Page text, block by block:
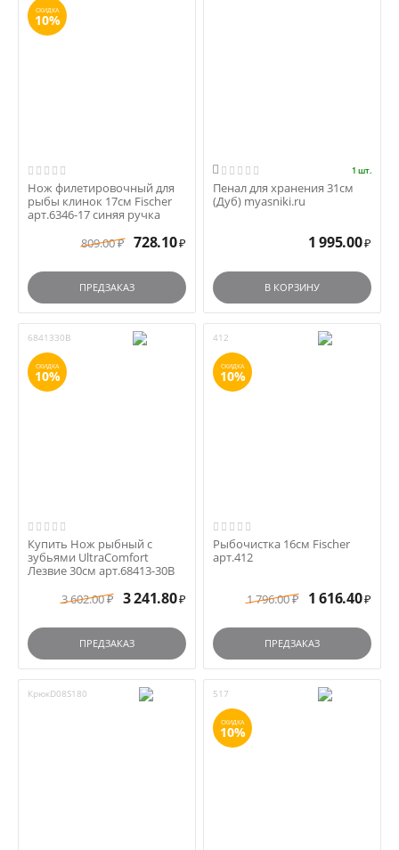
СКИДКА
10%
Нож филетировочный для
рыбы клинок 17см Fischer
арт.6346-17 синяя ручка
809.00 ₽ 728.10 ₽
ПРЕДЗАКАЗ
 1 шт.
Пенал для хранения 31см
(Дуб) myasniki.ru
1 995.00 ₽
В КОРЗИНУ
6841330B
СКИДКА
10%
Купить Нож рыбный с
зубьями UltraComfort
Лезвие 30см арт.68413-30B
3 602.00 ₽ 3 241.80 ₽
ПРЕДЗАКАЗ
412
СКИДКА
10%
Рыбочистка 16см Fischer
арт.412
1 796.00 ₽ 1 616.40 ₽
ПРЕДЗАКАЗ
КрюкD08S180 517
СКИДКА
10%